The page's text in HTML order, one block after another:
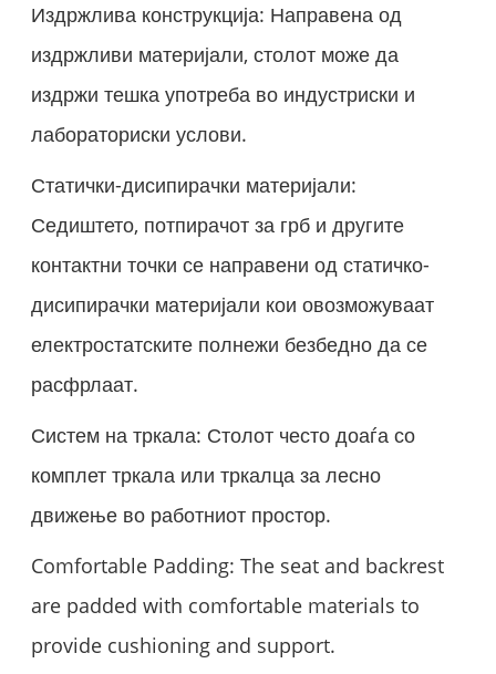
Издржлива конструкција: Направена од
издржливи материјали, столот може да
издржи тешка употреба во индустриски и
лабораториски услови.
Статички-дисипирачки материјали:
Седиштето, потпирачот за грб и другите
контактни точки се направени од статичко-
дисипирачки материјали кои овозможуваат
електростатските полнежи безбедно да се
расфрлаат.
Систем на тркала: Столот често доаѓа со
комплет тркала или тркалца за лесно
движење во работниот простор.
Comfortable Padding: The seat and backrest
are padded with comfortable materials to
provide cushioning and support.